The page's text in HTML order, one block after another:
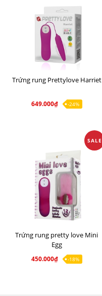
Trứng rung Prettylove Harriet
649.000₫ -24%
SALE
Trứng rung pretty love Mini
Egg
450.000₫ -18%